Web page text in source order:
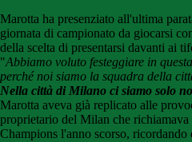
Marotta ha presenziato all'ultima
giornata di campionato da giocarsi
della scelta di presentarsi davanti ai
"Abbiamo voluto festeggiare in
perché noi siamo la squadra della
Nella città di Milano ci siamo solo
Marotta aveva già replicato alle
proprietario del Milan che
Champions l'anno scorso,